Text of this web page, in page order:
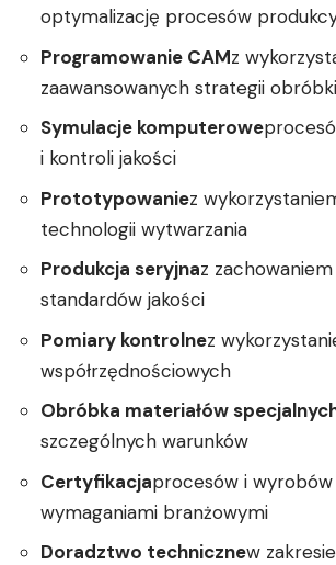
optymalizację procesów
Programowanie CAMz
zaawansowanych strategii obróbki
Symulacje komputerowe
i kontroli jakości
Prototypowaniez
technologii wytwarzania
Produkcja seryjnaz
standardów jakości
Pomiary kontrolnez
współrzędnościowych
Obróbka materiałów
szczególnych warunków
Certyfikacjaprocesów i wyrobów
wymaganiami branżowymi
Doradztwo technicznew